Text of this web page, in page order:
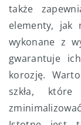
także
elementy, jak
wykonane z
gwarantuje
korozję.
szkła,